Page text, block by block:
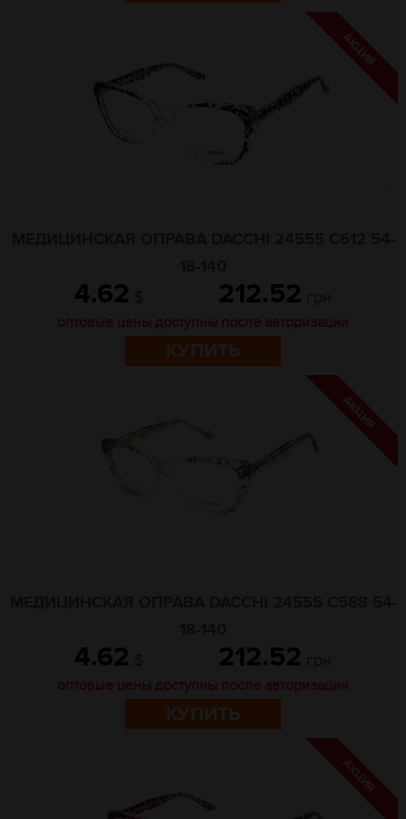
4.62 $ 212.52 грн
оптовые цены доступны после авторизации
КУПИТЬ
4.62 $ 212.52 грн
оптовые цены доступны после авторизации
КУПИТЬ